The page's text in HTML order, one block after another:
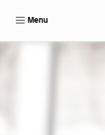
Menu